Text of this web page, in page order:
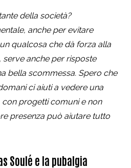
della società?
anche per evitare
qualcosa che dà forza alla
serve anche per risposte
bella scommessa. Spero che
ci aiuti a vedere una
progetti comuni e non
presenza può aiutare tutto
Soulé e la pubalgia